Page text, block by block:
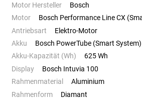
Motor Hersteller
Bosch
Motor
Bosch Performance Line CX
Antriebsart
Elektro-Motor
Akku
Bosch PowerTube (Smart
Akku-Kapazität (Wh)
625 Wh
Display
Bosch Intuvia 100
Rahmenmaterial
Aluminium
Rahmenform
Diamant